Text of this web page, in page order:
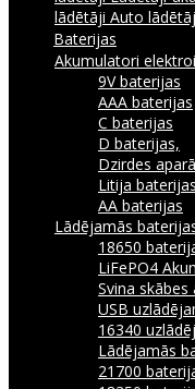
lādētāji Auto
Baterijas
Akumulatori
9V baterijas
AAA baterijas
C baterijas
D baterijas,
Dzirdes
Litija baterijas
AA baterijas
Lādējamās
18650
LiFePO4
Svina
USB
16340
Lādējamās
21700